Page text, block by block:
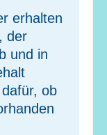
erhalten
der
und in
ob